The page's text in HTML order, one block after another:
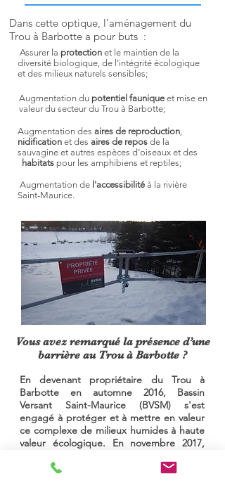
Dans cette optique, l’aménagement du
Trou à Barbotte a pour buts :
Assurer la protection et le maintien de la
diversité biologique, de l’intégrité écologique
et des milieux naturels sensibles;
Augmentation du potentiel faunique et mise en
valeur du secteur du Trou à Barbotte;
Augmentation des aires de reproduction,
nidification et des aires de repos de la
sauvagine et autres espèces d’oiseaux et des
habitats pour les amphibiens et reptiles;
Augmentation de l'accessibilité à la rivière
Saint-Maurice.
Vous avez remarqué la présence d’une
barrière au Trou à Barbotte ?
En devenant propriétaire du Trou à
Barbotte en automne 2016, Bassin
Versant Saint-Maurice (BVSM) s'est
engagé à protéger et à mettre en valeur
ce complexe de milieux humides à haute
valeur écologique. En novembre 2017,
l’entrée du site, pour des raisons de